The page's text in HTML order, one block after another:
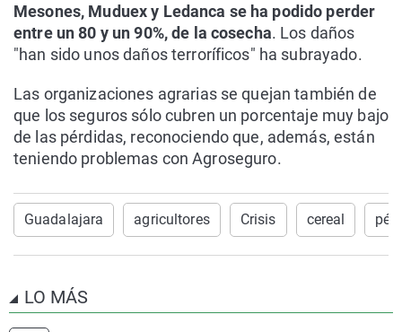
Mesones, Muduex y Ledanca se ha podido perder
entre un 80 y un 90%, de la cosecha. Los daños
"han sido unos daños terroríficos" ha subrayado.
Las organizaciones agrarias se quejan también de
que los seguros sólo cubren un porcentaje muy bajo
de las pérdidas, reconociendo que, además, están
teniendo problemas con Agroseguro.
Guadalajara agricultores Crisis cereal
LO MÁS